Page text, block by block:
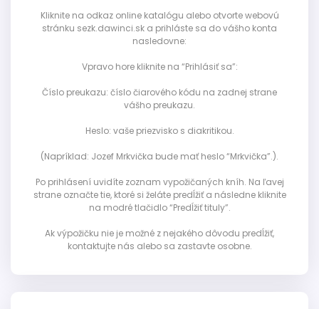
Kliknite na odkaz online katalógu alebo otvorte webovú
stránku sezk.dawinci.sk a prihláste sa do vášho konta
nasledovne:
Vpravo hore kliknite na “Prihlásiť sa”:
Číslo preukazu: číslo čiarového kódu na zadnej strane
vášho preukazu.
Heslo: vaše priezvisko s diakritikou.
(Napríklad: Jozef Mrkvička bude mať heslo “Mrkvička”.).
Po prihlásení uvidíte zoznam vypožičaných kníh. Na ľavej
strane označte tie, ktoré si želáte predĺžiť a následne kliknite
na modré tlačidlo “Predĺžiť tituly”.
Ak výpožičku nie je možné z nejakého dôvodu predĺžiť,
kontaktujte nás alebo sa zastavte osobne.